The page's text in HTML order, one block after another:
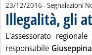
23/12/2016 - Segnalazioni
Illegalità, gli
L'assessorato
responsabile